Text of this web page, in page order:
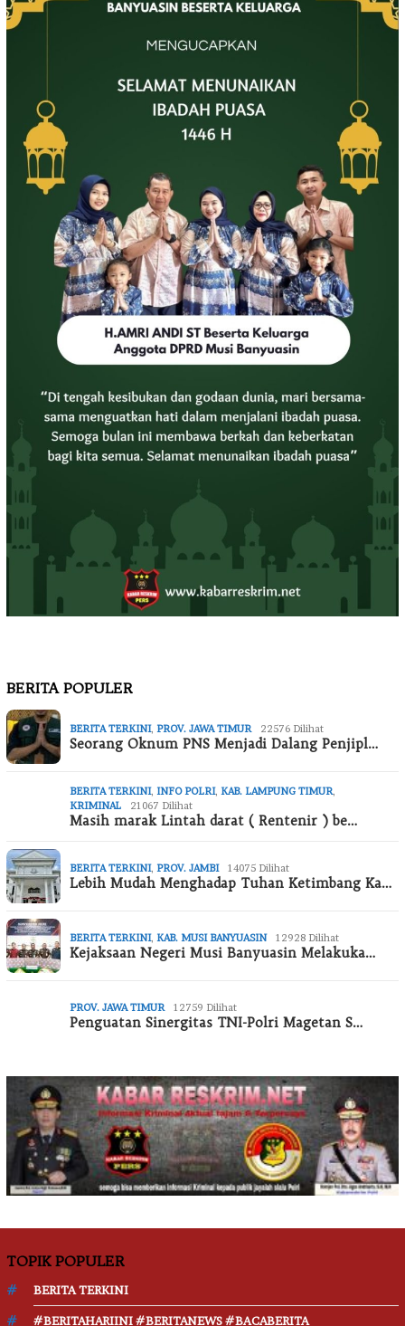
BERITA POPULER
BERITA TERKINI, PROV. JAWA TIMUR 22576 Dilihat
Seorang Oknum PNS Menjadi Dalang Penjipl…
BERITA TERKINI, INFO POLRI, KAB. LAMPUNG TIMUR,
KRIMINAL
21067 Dilihat
Masih marak Lintah darat ( Rentenir ) be…
BERITA TERKINI, PROV. JAMBI 14075 Dilihat
Lebih Mudah Menghadap Tuhan Ketimbang Ka…
BERITA TERKINI, KAB. MUSI BANYUASIN 12928 Dilihat
Kejaksaan Negeri Musi Banyuasin Melakuka…
PROV. JAWA TIMUR 12759 Dilihat
Penguatan Sinergitas TNI-Polri Magetan S…
TOPIK POPULER
BERITA TERKINI
#BERITAHARIINI #BERITANEWS #BACABERITA